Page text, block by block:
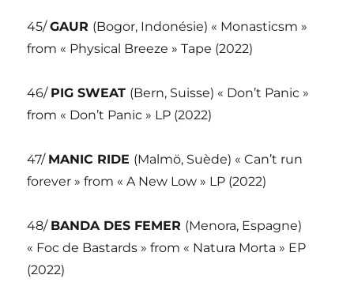
45/GAUR (Bogor, Indonésie) « Monasticsm »
from « Physical Breeze » Tape (2022)
46/ PIG SWEAT (Bern, Suisse) « Don’t Panic »
from « Don’t Panic » LP (2022)
47/ MANIC RIDE (Malmö, Suède) « Can’t run
forever » from « A New Low » LP (2022)
48/ BANDA DES FEMER (Menora, Espagne)
« Foc de Bastards » from « Natura Morta » EP
(2022)